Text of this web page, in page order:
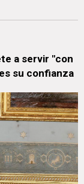
a servir "con
su confianza